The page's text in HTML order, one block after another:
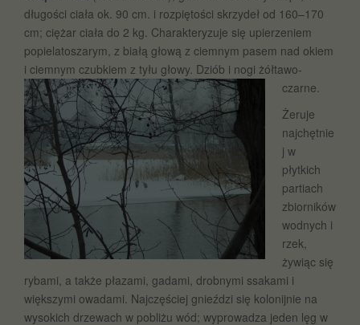
długości ciała ok. 90 cm. i rozpiętości skrzydeł od 160–170
cm; ciężar ciała do 2 kg. Charakteryzuje się upierzeniem
popielatoszarym, z białą głową z ciemnym pasem nad okiem
i ciemnym czubkiem z tyłu głowy. Dziób i nogi żółtawo-
czarne.
Żeruje
najchętnie
j w
płytkich
partiach
zbiorników
wodnych i
rzek,
żywiąc się
rybami, a także płazami, gadami, drobnymi ssakami i
większymi owadami. Najczęściej gnieździ się kolonijnie na
wysokich drzewach w pobliżu wód; wyprowadza jeden lęg w